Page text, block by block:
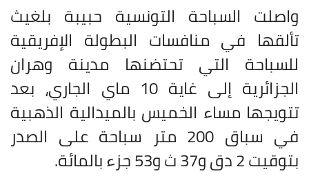
واصلت السباحة التونسية حبيبة بلغيث
تألقها في منافسات البطولة الإفريقية
للسباحة التي تحتضنها مدينة وهران
الجزائرية إلى غاية 10 ماي الجاري، بعد
تتويجها مساء الخميس بالميدالية الذهبية
في سباق 200 متر سباحة على الصدر
بتوقيت 2 دق و37 ث و53 جزء بالمائة.